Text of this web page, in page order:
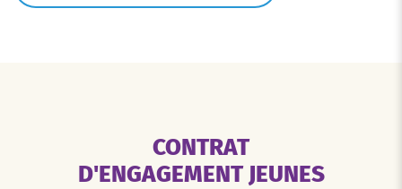
CONTRAT
D'ENGAGEMENT JEUNES